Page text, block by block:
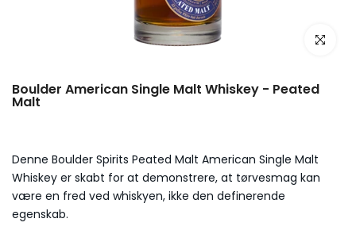
Boulder American Single Malt Whiskey - Peated
Malt
Denne Boulder Spirits Peated Malt American Single Malt
Whiskey er skabt for at demonstrere, at tørvesmag kan
være en fred ved whiskyen, ikke den definerende
egenskab.